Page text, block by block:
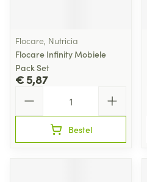
Flocare, Nutricia
Flocare Infinity Mobiele
Pack Set
€ 5,87
Bestel